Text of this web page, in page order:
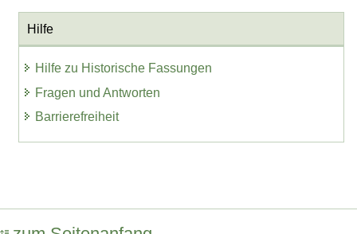
Hilfe
Hilfe zu Historische Fassungen
Fragen und Antworten
Barrierefreiheit